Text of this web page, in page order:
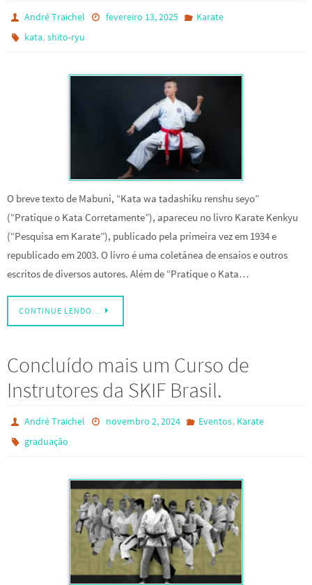
André Traichel fevereiro 13, 2025
Karate
kata,shito-ryu
O breve texto de Mabuni, “Kata wa tadashiku renshu seyo”
(“Pratique o Kata Corretamente”), apareceu no livro Karate Kenkyu
(“Pesquisa em Karate”), publicado pela primeira vez em 1934 e
republicado em 2003. O livro é uma coletânea de ensaios e outros
escritos de diversos autores. Além de “Pratique o Kata…
CONTINUE LENDO…
Concluído mais um Curso de
Instrutores da SKIF Brasil.
André Traichel novembro 2, 2024 Eventos, Karate
graduação